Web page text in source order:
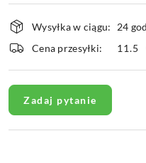
Dostępność
i
dostawa
Wysyłka w ciągu:
24
Cena przesyłki:
11.5
Zadaj pytanie